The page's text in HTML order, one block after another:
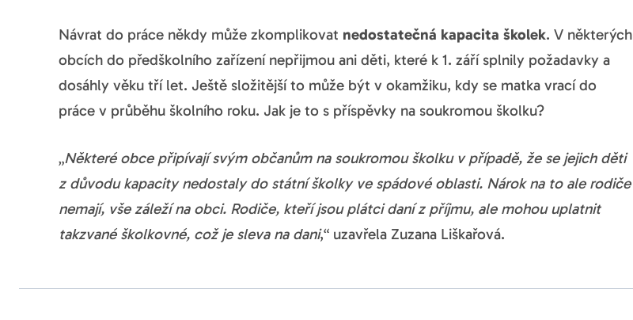
Návrat do práce někdy může zkomplikovat nedostatečná kapacita školek. V některých
obcích do předškolního zařízení nepřijmou ani děti, které k 1. září splnily požadavky a
dosáhly věku tří let. Ještě složitější to může být v okamžiku, kdy se matka vrací do
práce v průběhu školního roku. Jak je to s příspěvky na soukromou školku?
„Některé obce připívají svým občanům na soukromou školku v případě, že se jejich děti
z důvodu kapacity nedostaly do státní školky ve spádové oblasti. Nárok na to ale rodiče
nemají, vše záleží na obci. Rodiče, kteří jsou plátci daní z příjmu, ale mohou uplatnit
takzvané školkovné, což je sleva na dani,“ uzavřela Zuzana Liškařová.